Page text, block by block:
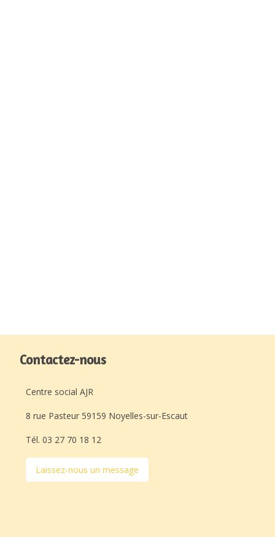
Contactez-nous
Centre social AJR
8 rue Pasteur 59159 Noyelles-sur-Escaut
Tél. 03 27 70 18 12
Laissez-nous un message